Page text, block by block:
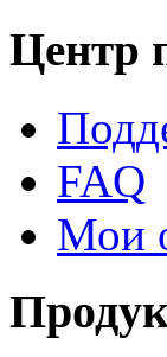
Центр
FAQ
Мои